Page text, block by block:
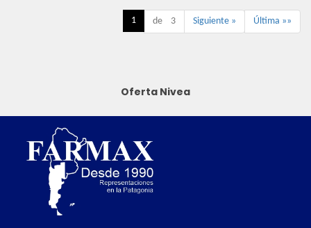
1 de 3 Siguiente » Última »»
Oferta Nivea